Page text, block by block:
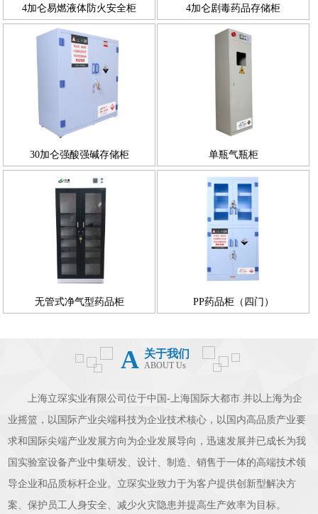
4加仑易燃液体防火安全柜 4加仑剧毒药品存储柜
30加仑强酸强碱存储柜 单瓶气瓶柜
无管式净气型药品柜 PP药品柜（四门）
A 关于我们
ABOUT Us
上海立琛实业有限公司位于中国-上海国际大都市.并以上海为企
业摇篮，以国际产业尖端科技为企业技术核心，以国内高品质产业要
求和国际尖端产业发展方向为企业发展导向，迅速发展并已成长为我
国实验室设备产业中集研发、设计、制造、销售于一体的高端技术领
导企业和品质标杆企业。立琛实业致力于为客户提供创新型解决方
案、保护员工人身安全、减少火灾隐患并提高生产效率为目标。